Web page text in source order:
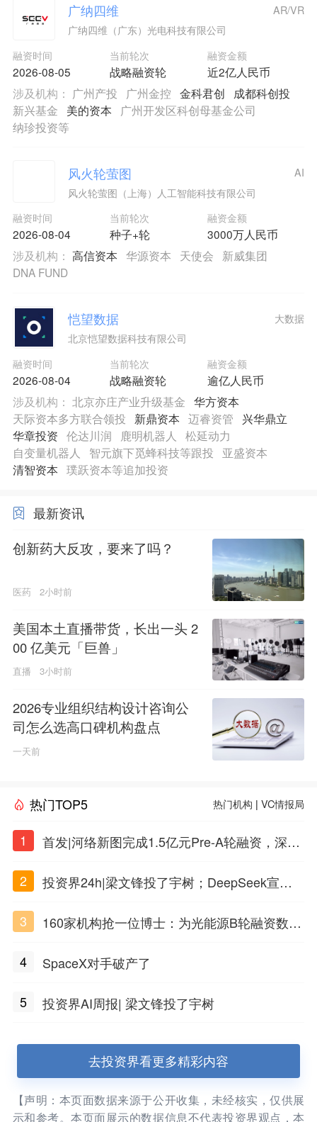
广纳四维
广纳四维（广东）光电科技有限公司
融资时间
2026-08-05
当前轮次
战略融资轮
融资金额
近2亿人民币
AR/VR
涉及机构： 广州产投 广州金控 金科君创
成都科创投
新兴基金
美的资本
广州开发区科创母基金公司
纳珍投资等
风火轮萤图
风火轮萤图（上海）人工智能科技有限公司
融资时间
2026-08-04
当前轮次
种子+轮
融资金额
3000万人民币
AI
涉及机构： 高信资本 华源资本 天使会
新威集团
DNA FUND
恺望数据
北京恺望数据科技有限公司
融资时间
2026-08-04
当前轮次
战略融资轮
融资金额
逾亿人民币
大数据
涉及机构： 北京亦庄产业升级基金 华方资本
天际资本多方联合领投
新鼎资本 迈睿资管
兴华鼎立
华章投资 伦达川润 鹿明机器人
松延动力
自变量机器人
智元旗下觅蜂科技等跟投
亚盛资本
清智资本 璞跃资本等追加投资
最新资讯
创新药大反攻，要来了吗？
医药 2小时前
美国本土直播带货，长出一头 2
00 亿美元「巨兽」
直播 3小时前
2026专业组织结构设计咨询公
司怎么选高口碑机构盘点
一天前
热门TOP5 热门机构 |VC情报局
1
首发|河络新图完成1.5亿元Pre-A轮融资，深耕i
2
投资界24h|梁文锋投了宇树；DeepSeek宣布
3
160家机构抢一位博士：为光能源B轮融资数亿
4
SpaceX对手破产了
5 投资界AI周报| 梁文锋投了宇树
去投资界看更多精彩内容
【声明：本页面数据来源于公开收集，未经核实，仅供展
示和参考。本页面展示的数据信息不代表投资界观点，本